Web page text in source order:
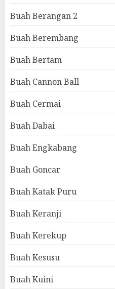
Buah Berangan 2
Buah Berembang
Buah Bertam
Buah Cannon Ball
Buah Cermai
Buah Dabai
Buah Engkabang
Buah Goncar
Buah Katak Puru
Buah Keranji
Buah Kerekup
Buah Kesusu
Buah Kuini